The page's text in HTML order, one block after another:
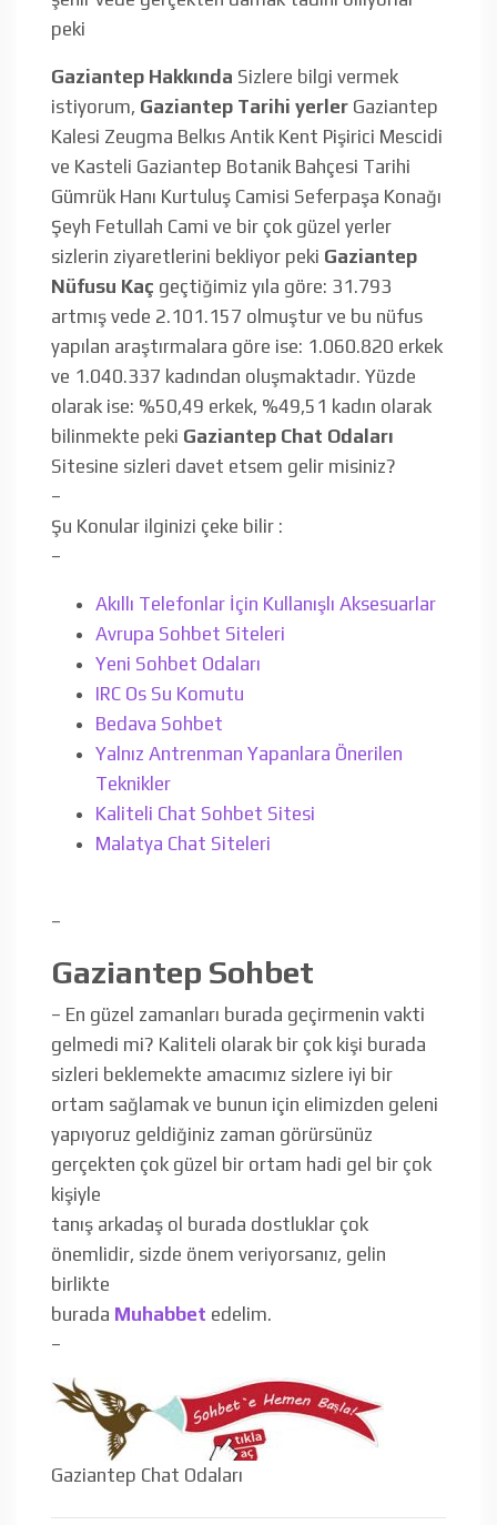
peki
Gaziantep Hakkında Sizlere bilgi vermek
istiyorum, Gaziantep Tarihi yerler Gaziantep
Kalesi Zeugma Belkıs Antik Kent Pişirici Mescidi
ve Kasteli Gaziantep Botanik Bahçesi Tarihi
Gümrük Hanı Kurtuluş Camisi Seferpaşa Konağı
Şeyh Fetullah Cami ve bir çok güzel yerler
sizlerin ziyaretlerini bekliyor peki Gaziantep
Nüfusu Kaç geçtiğimiz yıla göre: 31.793
artmış vede 2.101.157 olmuştur ve bu nüfus
yapılan araştırmalara göre ise: 1.060.820 erkek
ve 1.040.337 kadından oluşmaktadır. Yüzde
olarak ise: %50,49 erkek, %49,51 kadın olarak
bilinmekte peki Gaziantep Chat Odaları
Sitesine sizleri davet etsem gelir misiniz?
–
Şu Konular ilginizi çeke bilir :
–
Akıllı Telefonlar İçin Kullanışlı Aksesuarlar
Avrupa Sohbet Siteleri
Yeni Sohbet Odaları
IRC Os Su Komutu
Bedava Sohbet
Yalnız Antrenman Yapanlara Önerilen
Teknikler
Kaliteli Chat Sohbet Sitesi
Malatya Chat Siteleri
–
Gaziantep Sohbet
– En güzel zamanları burada geçirmenin vakti
gelmedi mi? Kaliteli olarak bir çok kişi burada
sizleri beklemekte amacımız sizlere iyi bir
ortam sağlamak ve bunun için elimizden geleni
yapıyoruz geldiğiniz zaman görürsünüz
gerçekten çok güzel bir ortam hadi gel bir çok
kişiyle
tanış arkadaş ol burada dostluklar çok
önemlidir, sizde önem veriyorsanız, gelin
birlikte
burada Muhabbet edelim.
–
Gaziantep Chat Odaları